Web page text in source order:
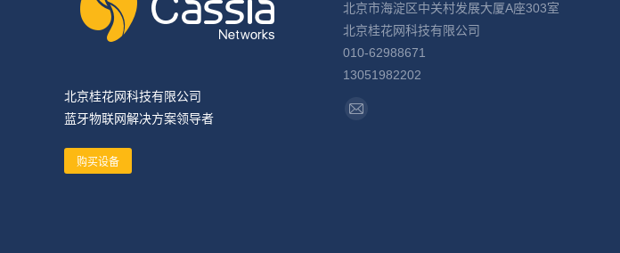
北京桂花网科技有限公司
蓝牙物联网解决方案领导者
购买设备
北京市海淀区中关村发展大厦A座303室
北京桂花网科技有限公司
010-62988671
13051982202
找到我们：
Mail